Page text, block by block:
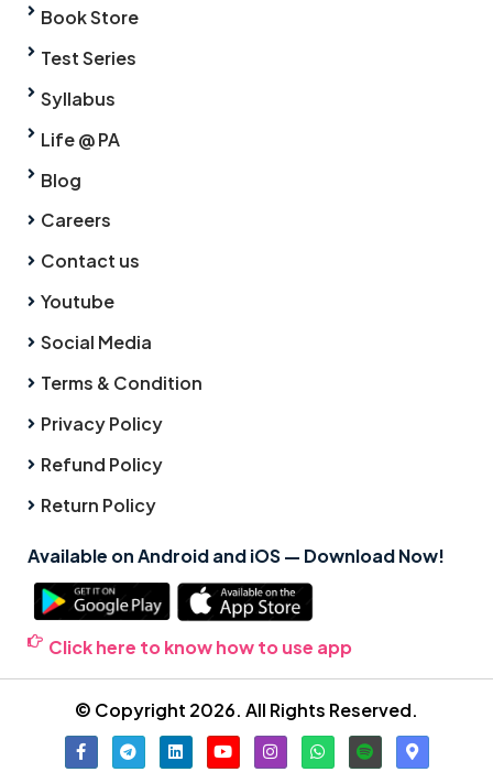
Book Store
Test Series
Syllabus
Life @ PA
Blog
Careers
Contact us
Youtube
Social Media
Terms & Condition
Privacy Policy
Refund Policy
Return Policy
Available on Android and iOS — Download Now!
Click here to know how to use app
© Copyright 2026. All Rights Reserved.